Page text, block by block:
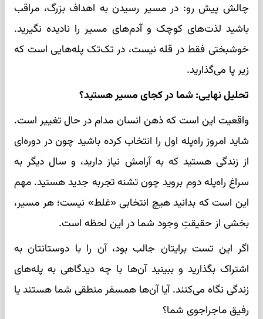
چالش پیش رو: در مسیر رسیدن به اهداف بزرگ، مراقب
باشید لذت‌های کوچک و آدم‌های مسیر را نادیده نگیرید.
خوشبختی فقط در قله نیست، در تک‌تک پله‌هایی است که
زیر پا می‌گذارید.
تحلیل نهایی: شما در کجای مسیر هستید؟
واقعیت این است که ذهن انسان مدام در حال تغییر است.
شاید امروز راه‌پله اول را انتخاب کرده باشید چون در دوره‌ای
از زندگی هستید که به آرامش نیاز دارید، و سال دیگر به
سراغ راه‌پله دوم بروید چون تشنه تجربه جدید هستید. مهم
این است که بدانید هیچ انتخابی «غلط» نیست؛ هر مسیر،
بخشی از حقیقتِ وجود شما در این لحظه است.
اگر این تست برایتان جالب بود، آن را با دوستانتان به
اشتراک بگذارید و ببینید آن‌ها با چه دیدگاهی به پله‌های
زندگی نگاه می‌کنند. آیا آن‌ها همسفر منطقی شما هستند یا
رفیق ماجراجوی شما؟